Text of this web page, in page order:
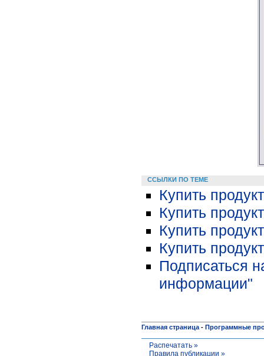
ССЫЛКИ ПО ТЕМЕ
Купить
Купить
Купить
Купить
Подписаться
информации"
Главная страница - Программные
Распечатать »
Правила публикации »